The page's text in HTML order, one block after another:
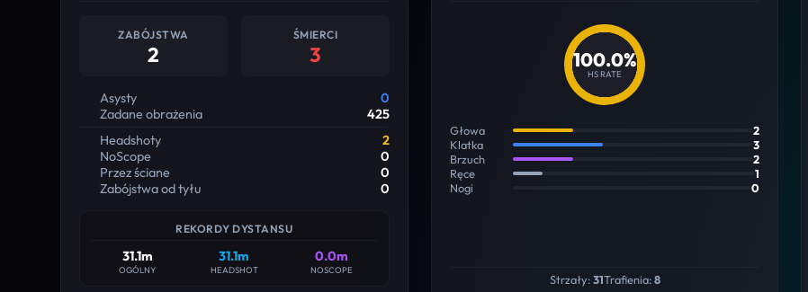
ZABÓJSTWA
2
ŚMIERCI
3
Asysty
0
Zadane obrażenia
425
Headshoty
2
NoScope
0
Przez ściane
0
Zabójstwa od tyłu
0
REKORDY DYSTANSU
31.1m
OGÓLNY
31.1m
HEADSHOT
0.0m
NOSCOPE
100.0%
HS RATE
Głowa
2
Klatka
3
Brzuch
2
Ręce
1
Nogi
0
Strzały:31Trafienia:8